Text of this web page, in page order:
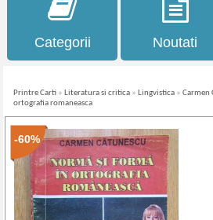
Categorii Noutati
Printre Carti » Literatura si critica » Lingvistica »Carmen
ortografia romaneasca
-60%